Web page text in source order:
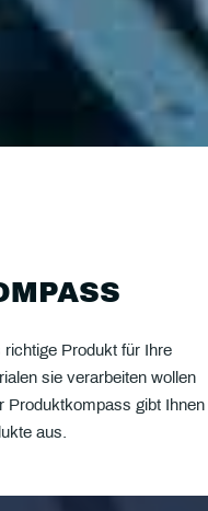
Produkt für Ihre
sie verarbeiten wollen
Produktkompass gibt Ihnen
aus.